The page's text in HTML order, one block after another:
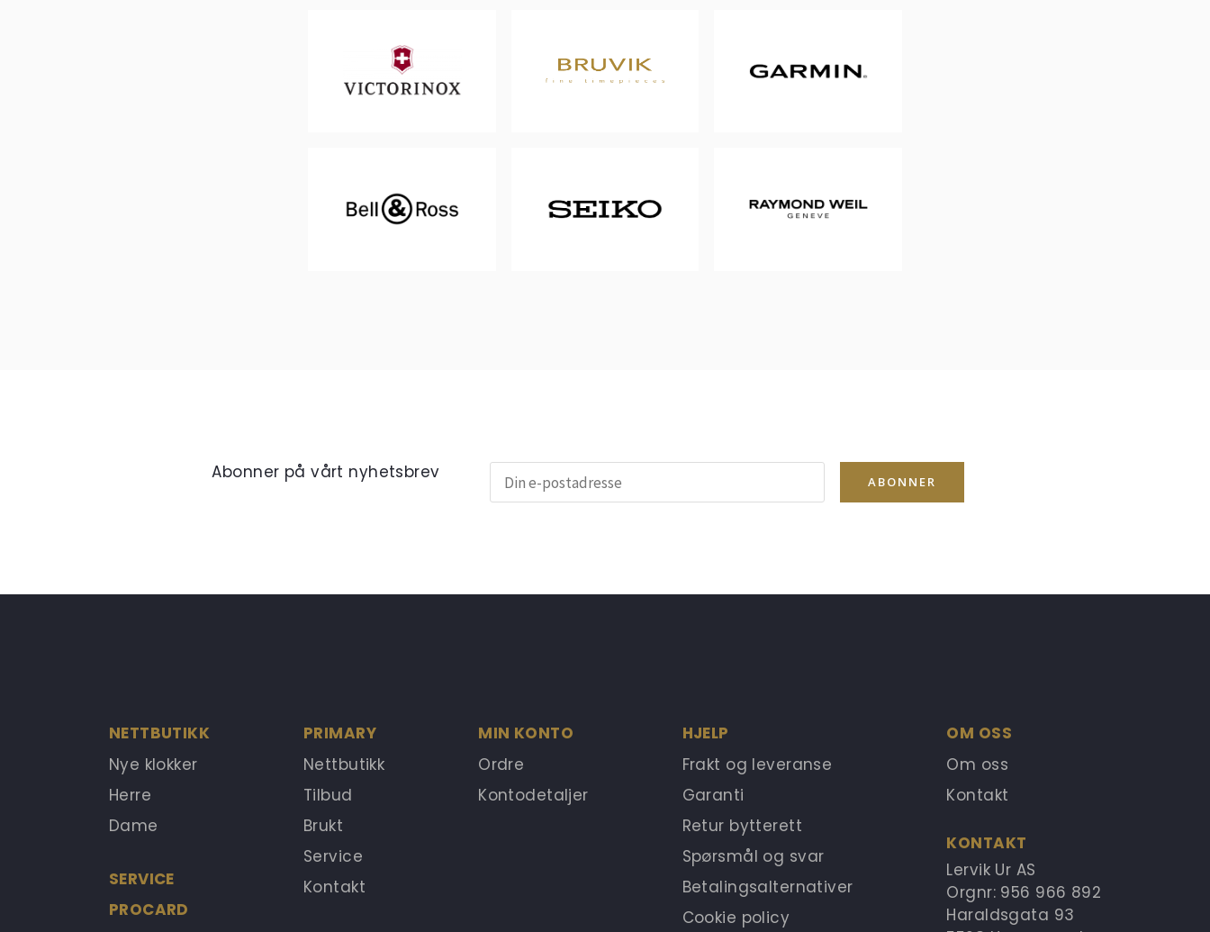
Abonner på vårt nyhetsbrev ABONNER
NETTBUTIKK
Nye klokker
Herre
Dame
SERVICE
PROCARD
PRIMARY
Nettbutikk
Tilbud
Brukt
Service
Kontakt
MIN KONTO
Ordre
Kontodetaljer
HJELP
Frakt og leveranse
Garanti
Retur bytterett
Spørsmål og svar
Betalingsalternativer
Cookie policy
OM OSS
Om oss
Kontakt
KONTAKT
Lervik Ur AS
Orgnr: 956 966 892
Haraldsgata 93